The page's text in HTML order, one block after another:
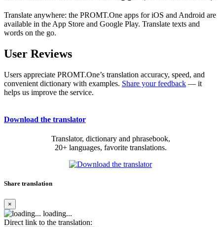
Translate anywhere: the PROMT.One apps for iOS and Android are
available in the App Store and Google Play. Translate texts and
words on the go.
User Reviews
Users appreciate PROMT.One’s translation accuracy, speed, and
convenient dictionary with examples. Share your feedback — it
helps us improve the service.
Download the translator
Translator, dictionary and phrasebook,
20+ languages, favorite translations.
Share translation
×
loading...
Direct link to the translation: